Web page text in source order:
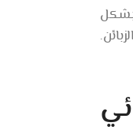
بشكل